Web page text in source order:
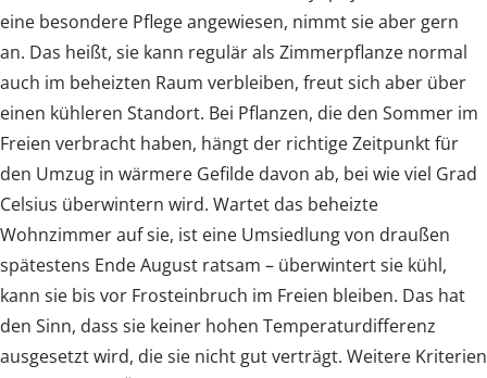
eine besondere Pflege angewiesen, nimmt sie aber gern
an. Das heißt, sie kann regulär als Zimmerpflanze normal
auch im beheizten Raum verbleiben, freut sich aber über
einen kühleren Standort. Bei Pflanzen, die den Sommer im
Freien verbracht haben, hängt der richtige Zeitpunkt für
den Umzug in wärmere Gefilde davon ab, bei wie viel Grad
Celsius überwintern wird. Wartet das beheizte
Wohnzimmer auf sie, ist eine Umsiedlung von draußen
spätestens Ende August ratsam – überwintert sie kühl,
kann sie bis vor Frosteinbruch im Freien bleiben. Das hat
den Sinn, dass sie keiner hohen Temperaturdifferenz
ausgesetzt wird, die sie nicht gut verträgt. Weitere Kriterien